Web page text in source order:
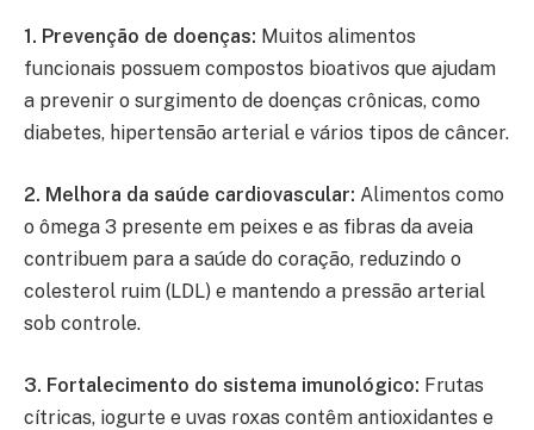
1. Prevenção de doenças: Muitos alimentos
funcionais possuem compostos bioativos que ajudam
a prevenir o surgimento de doenças crônicas, como
diabetes, hipertensão arterial e vários tipos de câncer.
2. Melhora da saúde cardiovascular: Alimentos como
o ômega 3 presente em peixes e as fibras da aveia
contribuem para a saúde do coração, reduzindo o
colesterol ruim (LDL) e mantendo a pressão arterial
sob controle.
3. Fortalecimento do sistema imunológico: Frutas
cítricas, iogurte e uvas roxas contêm antioxidantes e